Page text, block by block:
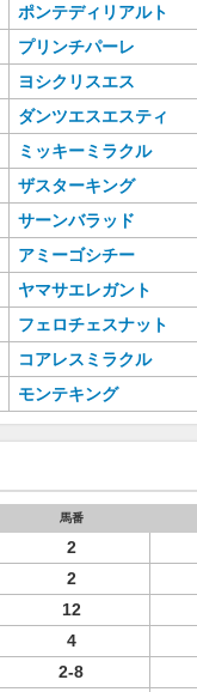
ポンテディリアルト
プリンチパーレ
ヨシクリスエス
ダンツエスエスティ
ミッキーミラクル
ザスターキング
サーンバラッド
アミーゴシチー
ヤマサエレガント
フェロチェスナット
コアレスミラクル
モンテキング
馬番
2
2
12
4
2-8